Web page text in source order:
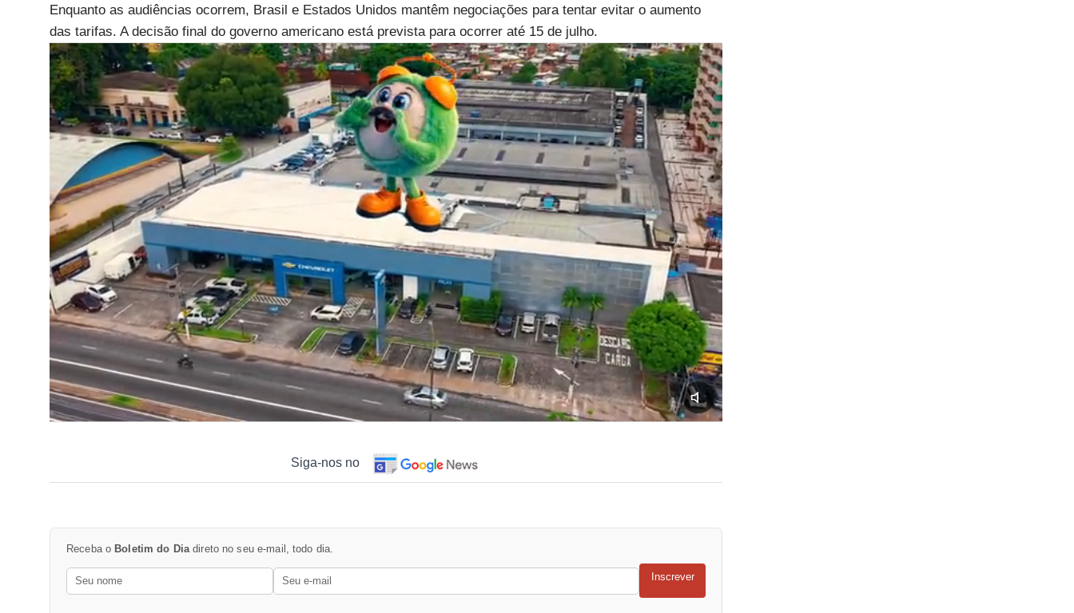
Enquanto as audiências ocorrem, Brasil e Estados Unidos mantêm negociações para tentar evitar o aumento
das tarifas. A decisão final do governo americano está prevista para ocorrer até 15 de julho.
Siga-nos no
Receba o Boletim do Dia direto no seu e-mail, todo dia.
Inscrever